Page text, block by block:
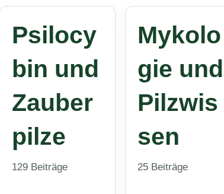
Psilocy
bin und
Zauber
pilze
129 Beiträge
Mykolo
gie und
Pilzwis
sen
25 Beiträge